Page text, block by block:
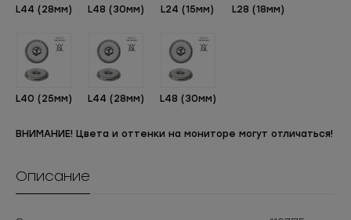
L44 (28мм) L48 (30мм) L24 (15мм) L28 (18мм)
L40 (25мм) L44 (28мм) L48 (30мм)
ВНИМАНИЕ! Цвета и оттенки на мониторе могут отличаться!
Описание